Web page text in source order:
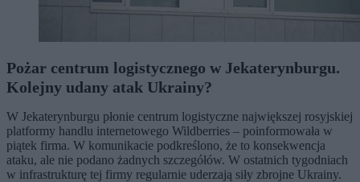
Pożar centrum logistycznego w Jekaterynburgu.
Kolejny udany atak Ukrainy?
W Jekaterynburgu płonie centrum logistyczne największej rosyjskiej
platformy handlu internetowego Wildberries – poinformowała w
piątek firma. W komunikacie podkreślono, że to konsekwencja
ataku, ale nie podano żadnych szczegółów. W ostatnich tygodniach
w infrastrukturę tej firmy regularnie uderzają siły zbrojne Ukrainy.